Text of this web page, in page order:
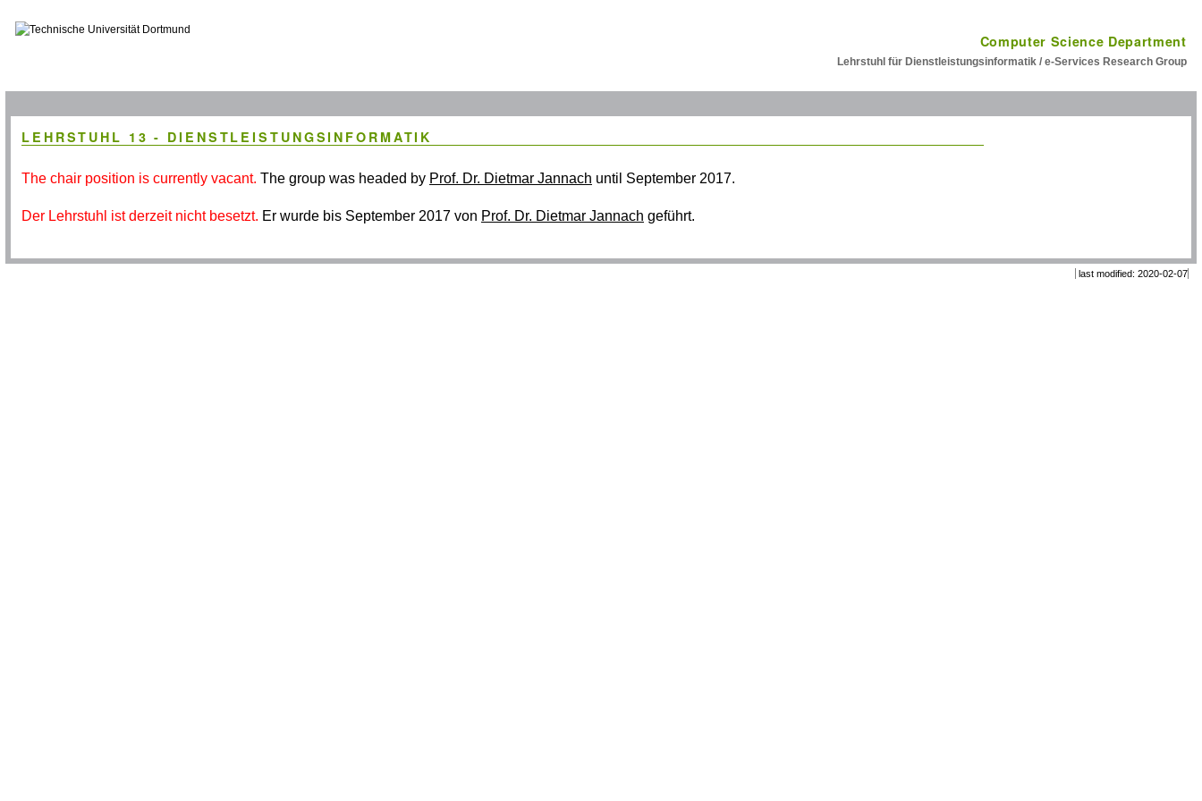
Computer Science Department
Lehrstuhl für Dienstleistungsinformatik / e-Services Research Group
LEHRSTUHL 13 - DIENSTLEISTUNGSINFORMATIK
The chair position is currently vacant. The group was headed by Prof. Dr. Dietmar Jannach until September 2017.
Der Lehrstuhl ist derzeit nicht besetzt. Er wurde bis September 2017 von Prof. Dr. Dietmar Jannach geführt.
last modified: 2020-02-07